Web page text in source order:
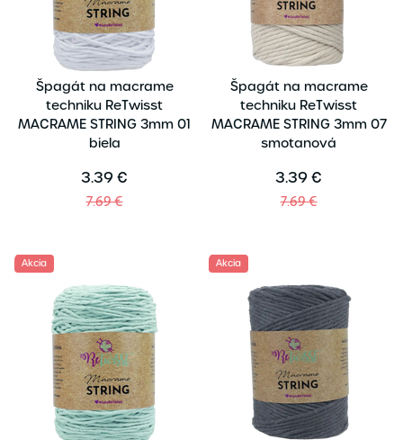
Špagát na macrame
techniku ReTwisst
MACRAME STRING 3mm 01
biela
3.39 €
7.69 €
Špagát na macrame
techniku ReTwisst
MACRAME STRING 3mm 07
smotanová
3.39 €
7.69 €
Akcia Akcia